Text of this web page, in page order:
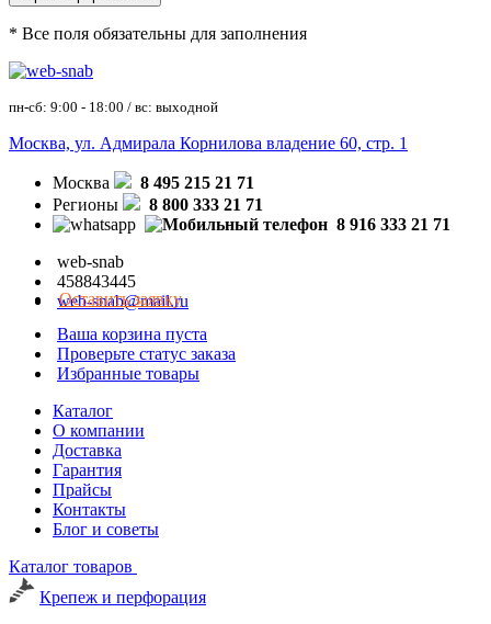
* Все поля обязательны для заполнения
пн-сб: 9:00 - 18:00 / вс: выходной
Москва, ул. Адмирала Корнилова владение 60, стр. 1
Москва
8 495 215 21 71
Регионы
8 800 333 21 71
8 916 333 21 71
web-snab
458843445
web-snab@mail.ru
Оставить заявку
Ваша корзина пуста
Проверьте статус заказа
Избранные товары
Каталог
О компании
Доставка
Гарантия
Прайсы
Контакты
Блог и советы
Каталог товаров
Крепеж и перфорация